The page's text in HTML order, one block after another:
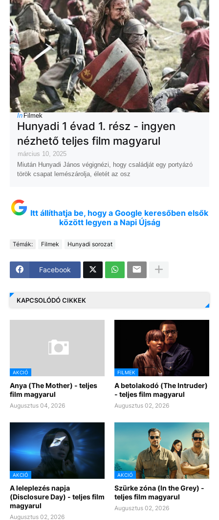
In Filmek
Hunyadi 1 évad 1. rész - ingyen
nézhető teljes film magyarul
március 10, 2025
Miután Hunyadi János végignézi, hogy családját egy portyázó
török csapat lemészárolja, életét az osz
Itt állíthatja be, hogy a Google keresőben elsők
között legyen a Napi Újság
Témák: Filmek Hunyadi sorozat
Facebook
KAPCSOLÓDÓ CIKKEK
AKCIÓ
Anya (The Mother) - teljes
film magyarul
Augusztus 04, 2026
FILMEK
A betolakodó (The Intruder)
- teljes film magyarul
Augusztus 02, 2026
AKCIÓ
A leleplezés napja
(Disclosure Day) - teljes film
magyarul
Augusztus 02, 2026
AKCIÓ
Szürke zóna (In the Grey) -
teljes film magyarul
Augusztus 02, 2026